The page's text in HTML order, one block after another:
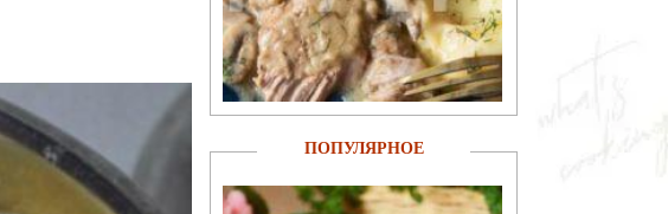
ПОПУЛЯРНОЕ